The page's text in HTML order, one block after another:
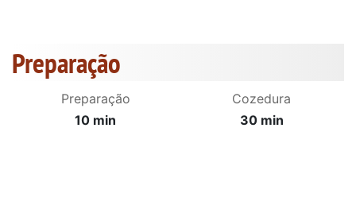
Preparação
Preparação
10 min
Cozedura
30 min